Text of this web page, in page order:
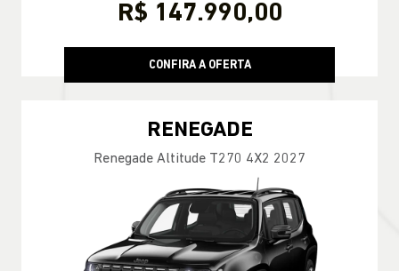
R$ 147.990,00
CONFIRA A OFERTA
RENEGADE
Renegade Altitude T270 4X2 2027